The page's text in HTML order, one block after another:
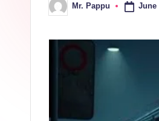
Posted
by
Mr. Pappu June